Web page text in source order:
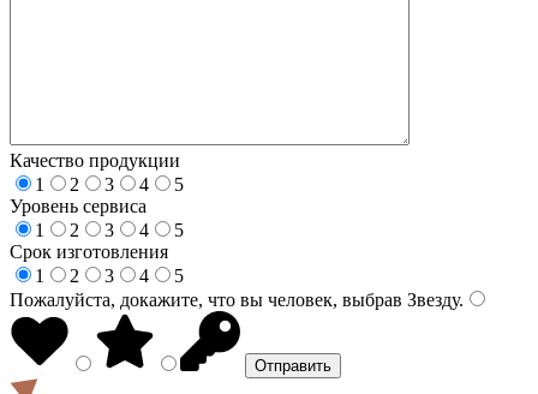
Качество продукции
1
2 3 4
5
Уровень сервиса
1
2 3 4
5
Срок изготовления
1
2 3 4
5
Пожалуйста, докажите, что вы человек, выбрав Звезду.